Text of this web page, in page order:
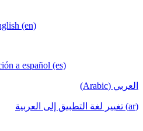
(en)
a español (es)
العربي (Arabic)
(ar) تغيير لغة التطبيق إلى العربية